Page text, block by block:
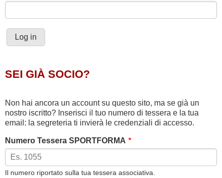
SEI GIÀ SOCIO?
Non hai ancora un account su questo sito, ma se già un
nostro iscritto? Inserisci il tuo numero di tessera e la tua
email: la segreteria ti invierà le credenziali di accesso.
Numero Tessera SPORTFORMA
Il numero riportato sulla tua tessera associativa.